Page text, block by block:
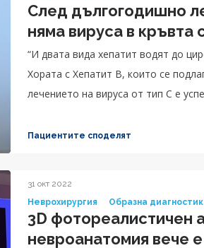
След дългогодишно
няма вируса в кръвта
“И двата вида хепатит водят до
Хората с Хепатит B, които се
лечението на вируса от тип C е
Пациентите споделят
31 окт 2022
Неврохирургия
Образна
3D фотореалистичен
невроанатомия вече